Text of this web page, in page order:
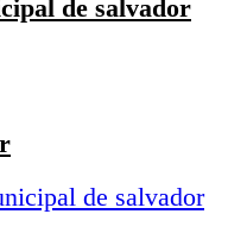
de salvador